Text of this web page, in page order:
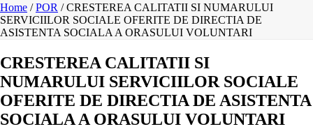
Home /POR / CRESTEREA CALITATII SI NUMARULUI
SERVICIILOR SOCIALE OFERITE DE DIRECTIA DE
ASISTENTA SOCIALA A ORASULUI VOLUNTARI
CRESTEREA CALITATII SI
NUMARULUI SERVICIILOR SOCIALE
OFERITE DE DIRECTIA DE ASISTENTA
SOCIALA A ORASULUI VOLUNTARI